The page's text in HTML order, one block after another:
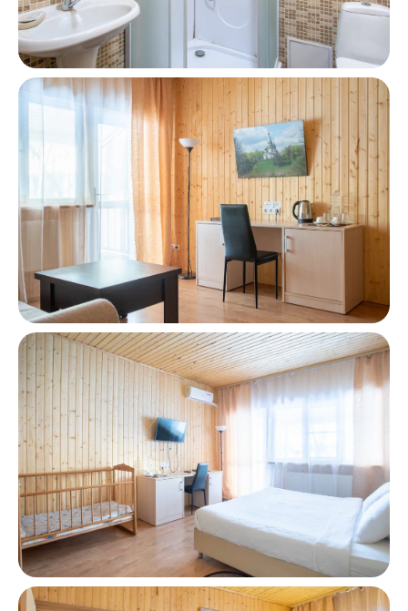
Забронировать